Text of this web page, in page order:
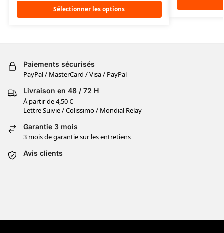
Sélectionner les options
Paiements sécurisés
PayPal / MasterCard / Visa / PayPal
Livraison en 48 / 72 H
À partir de 4,50 €
Lettre Suivie / Colissimo / Mondial Relay
Garantie 3 mois
3 mois de garantie sur les entretiens
Avis clients